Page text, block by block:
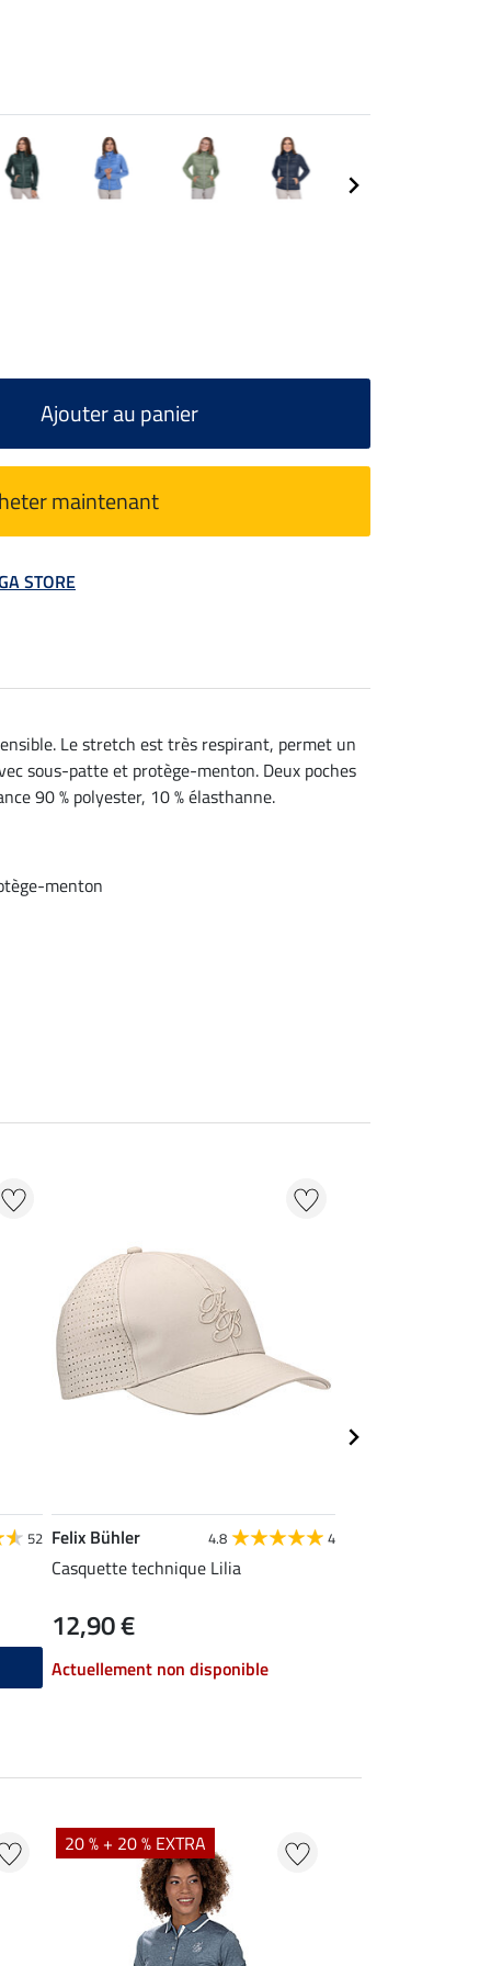
Ajouter au panier
maintenant
STORE
Le stretch est très respirant, permet un
sous-patte et protège-menton. Deux poches
90 % polyester, 10 % élasthanne.
menton
52 Felix Bühler 4.8 4
Casquette technique Lilia
12,90 €
Actuellement non disponible
20 % + 20 % EXTRA